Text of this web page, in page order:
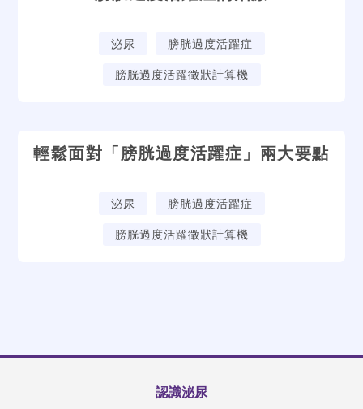
泌尿
膀胱過度活躍症
膀胱過度活躍徵狀計算機
輕鬆面對「膀胱過度活躍症」兩大要點
泌尿
膀胱過度活躍症
膀胱過度活躍徵狀計算機
認識泌尿